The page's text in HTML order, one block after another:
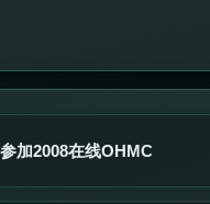
加2008在线OHMC